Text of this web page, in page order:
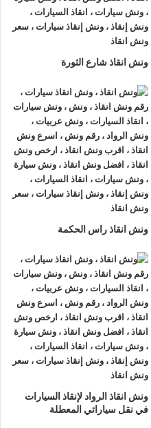
على مدار الساعة طوال أيام
أقرب مركز صيانة.
السيارات مدرب على كيفيةنقل
وذلك إلى جانب خبرتهم المتميزة
علي الطرق الرئيسية في جميع
وصولونش انقاذ السيارات
سيارات في الاميريةلسحب و
أو وكيل معتمد ، أتصل بنا
أرخص ونش انقاذ في الاميرية
01063144040
–
يصلك ونش انقاذ سيارات
ونش انقاذ شارع الثورة
ونش انقاذ راس الحكمة
ونش انقاذ الرواد لإنقاذ السيارات
في نقل سياراتي المعطلة